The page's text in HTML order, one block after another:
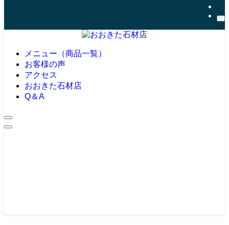
メニュー（商品一覧）
お客様の声
アクセス
おおきた石材店
Q＆A